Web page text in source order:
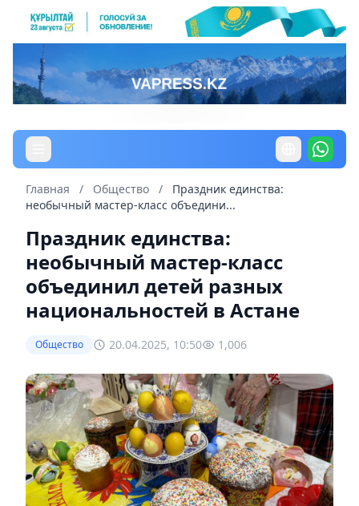
Главная / Общество /
Праздник единства:
необычный мастер-класс объедини...
Праздник единства:
необычный мастер-класс
объединил детей разных
национальностей в Астане
Общество 20.04.2025, 10:50 1,006